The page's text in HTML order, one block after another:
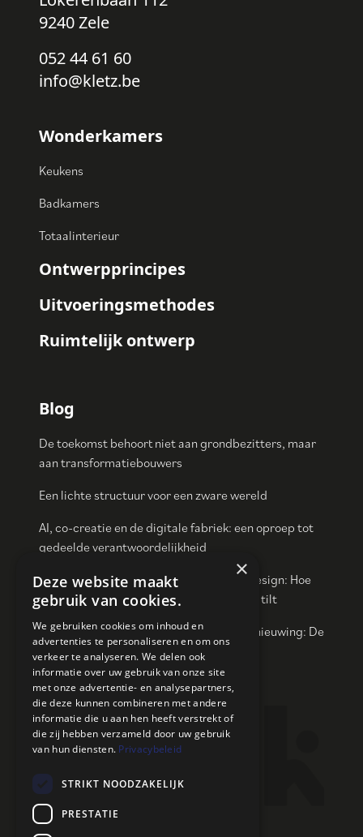
9240 Zele
052 44 61 60
info@kletz.be
Wonderkamers
Keukens
Badkamers
Totaalinterieur
Ontwerpprincipes
Uitvoeringsmethodes
Ruimtelijk ontwerp
Blog
De toekomst behoort niet aan grondbezitters, maar
aan transformatiebouwers
Een lichte structuur voor een zware wereld
AI, co-creatie en de digitale fabriek: een oproep tot
gedeelde verantwoordelijkheid
Een opmerkelijk (R)evolutie in Interieurdesign: Hoe
NOIND Co-Creatie naar een nieuw niveau tilt
Van commoditisering naar creatieve vernieuwing: De
weg naar betekenisvolle producten
Contact
Maak een afspraak
Over ons
×
Deze website maakt
gebruik van cookies.
We gebruiken cookies om inhoud en
advertenties te personaliseren en om ons
verkeer te analyseren. We delen ook
informatie over uw gebruik van onze site
met onze advertentie- en analysepartners,
die deze kunnen combineren met andere
informatie die u aan hen heeft verstrekt of
die zij hebben verzameld door uw gebruik
van hun diensten. Privacybeleid
STRIKT NOODZAKELIJK
PRESTATIE